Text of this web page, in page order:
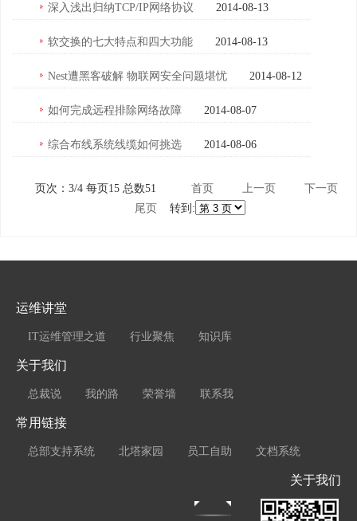
深入浅出归纳TCP/IP网络协议 2014-08-13
软交换的七大特点和四大功能 2014-08-13
Nest遭黑客破解 物联网安全问题堪忧 2014-08-12
如何完成远程排除网络故障 2014-08-07
综合布线系统线缆如何挑选 2014-08-06
页次：3/4 每页15 总数51 首页 上一页
下一页
尾页
转到:
运维讲堂
IT运维管理之道 行业聚焦 知识库
关于我们
总裁说 我的路 荣誉墙 联系我
常用链接
总部支持系统 北塔家园 员工自助 文档系统
关于我们